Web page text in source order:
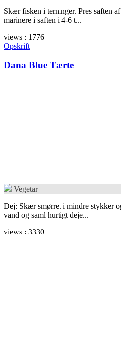
Skær fisken i terninger. Pres saften
marinere i saften i 4-6 t...
views : 1776
Opskrift
Dana Blue Tærte
Vegetar
Dej: Skær smørret i mindre stykker
vand og saml hurtigt deje...
views : 3330